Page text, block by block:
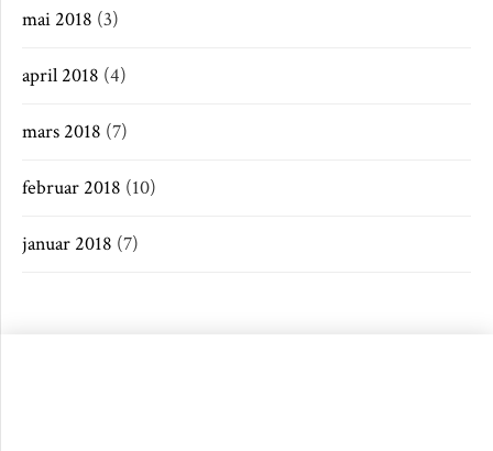
mai 2018 (3)
april 2018 (4)
mars 2018 (7)
februar 2018 (10)
januar 2018 (7)